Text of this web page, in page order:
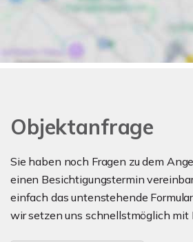
Objektanfrage
Sie haben noch Fragen zu dem
einen Besichtigungstermin
einfach das untenstehende
wir setzen uns schnellstmöglich mit